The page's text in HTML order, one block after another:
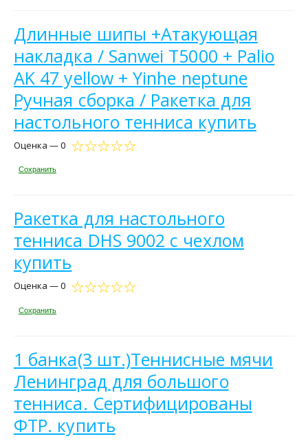
Длинные шипы +Атакующая
накладка / Sanwei T5000 + Palio
AK 47 yellow + Yinhe neptune
Ручная сборка / Ракетка для
настольного тенниса купить
Оценка — 0
Сохранить
Ракетка для настольного
тенниса DHS 9002 с чехлом
купить
Оценка — 0
Сохранить
1 банка(3 шт.)Теннисные мячи
Ленинград для большого
тенниса. Сертифицированы
ФТР. купить